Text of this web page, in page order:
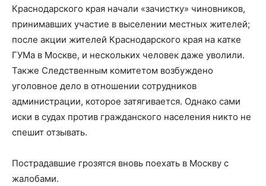
Краснодарского края начали «зачистку» чиновников,
принимавших участие в выселении местных жителей;
после акции жителей Краснодарского края на катке
ГУМа в Москве, и нескольких человек даже уволили.
Также Следственным комитетом возбуждено
уголовное дело в отношении сотрудников
администрации, которое затягивается. Однако сами
иски в судах против гражданского населения никто не
спешит отзывать.
Пострадавшие грозятся вновь поехать в Москву с
жалобами.